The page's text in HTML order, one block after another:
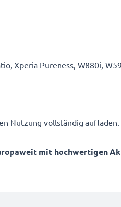
Xperia Pureness, W880i,
Nutzung vollständig aufladen.
mit hochwertigen